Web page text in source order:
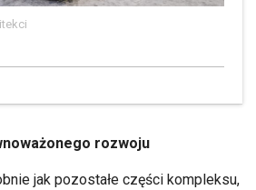
rozwoju
jak pozostałe części kompleksu,